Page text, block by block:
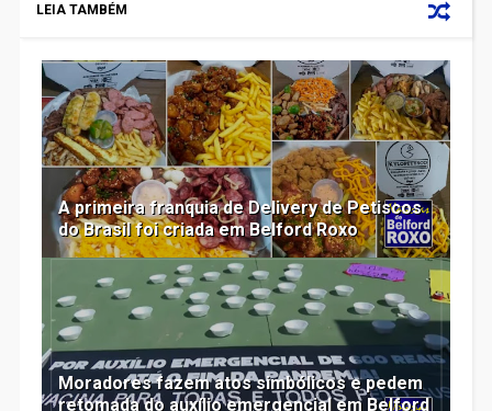
LEIA TAMBÉM
A primeira franquia de Delivery de Petiscos
do Brasil foi criada em Belford Roxo
Moradores fazem atos simbólicos e pedem
retomada do auxílio emergencial em Belford